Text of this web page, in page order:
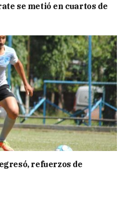
se metió en cuartos de
refuerzos de